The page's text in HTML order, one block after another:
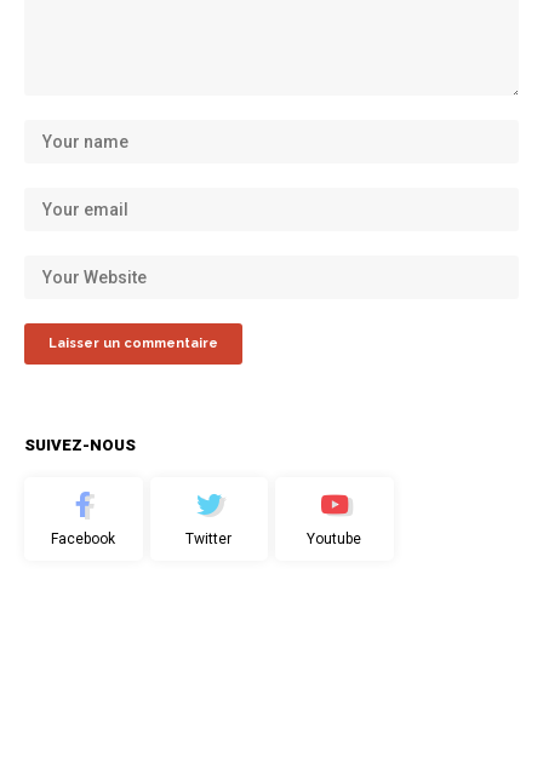
SUIVEZ-NOUS
Facebook Twitter Youtube